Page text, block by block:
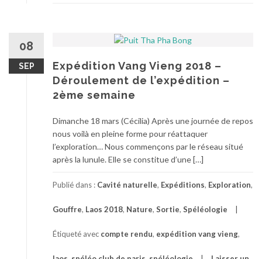
08
SEP
Expédition Vang Vieng 2018 –
Déroulement de l’expédition –
2ème semaine
Dimanche 18 mars (Cécilia) Après une journée de repos
nous voilà en pleine forme pour réattaquer
l’exploration… Nous commençons par le réseau situé
après la lunule. Elle se constitue d’une […]
Publié dans : Cavité naturelle, Expéditions, Exploration,
Gouffre, Laos 2018, Nature, Sortie, Spéléologie
Étiqueté avec compte rendu, expédition vang vieng,